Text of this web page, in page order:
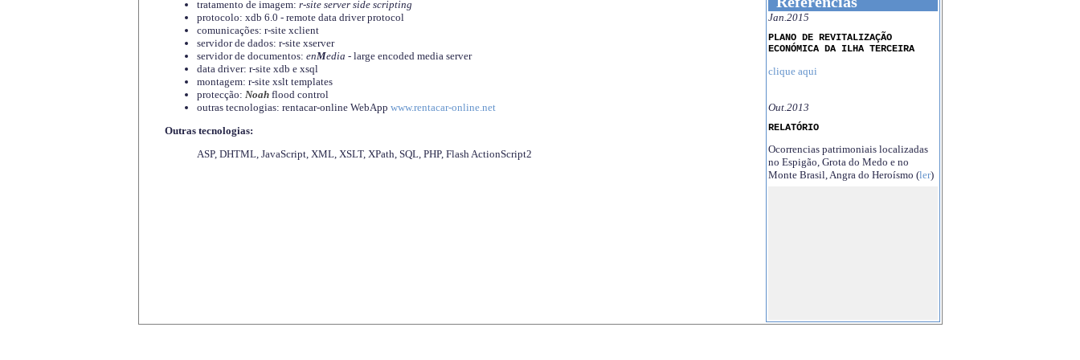
tratamento de imagem: r-site server side scripting
protocolo: xdb 6.0 - remote data driver protocol
comunicações: r-site xclient
servidor de dados: r-site xserver
servidor de documentos: enMedia - large encoded media server
data driver: r-site xdb e xsql
montagem: r-site xslt templates
protecção: Noahflood control
outras tecnologias: rentacar-online WebApp www.rentacar-online.net
Outras tecnologias:
ASP, DHTML, JavaScript, XML, XSLT, XPath, SQL, PHP, Flash ActionScript2
Jan.2015
PLANO DE REVITALIZAÇÃO
ECONÓMICA DA ILHA TERCEIRA
clique aqui
Out.2013
RELATÓRIO
Ocorrencias patrimoniais localizadas
no Espigão, Grota do Medo e no
Monte Brasil, Angra do Heroísmo (ler)